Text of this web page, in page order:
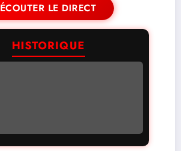
ÉCOUTER LE DIRECT
HISTORIQUE